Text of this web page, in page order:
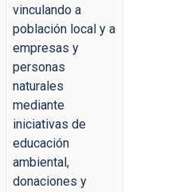
vinculando a
población local y a
empresas y
personas
naturales
mediante
iniciativas de
educación
ambiental,
donaciones y